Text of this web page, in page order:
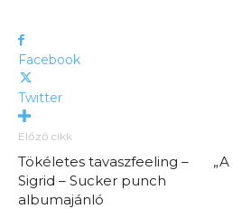
Facebook
Twitter
Előző cikk
Tökéletes tavaszfeeling –
Sigrid – Sucker punch
albumajánló